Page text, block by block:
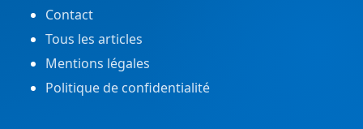
Contact
Tous les articles
Mentions légales
Politique de confidentialité